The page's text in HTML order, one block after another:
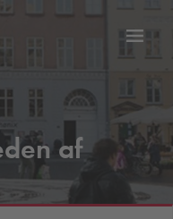
Slå
af